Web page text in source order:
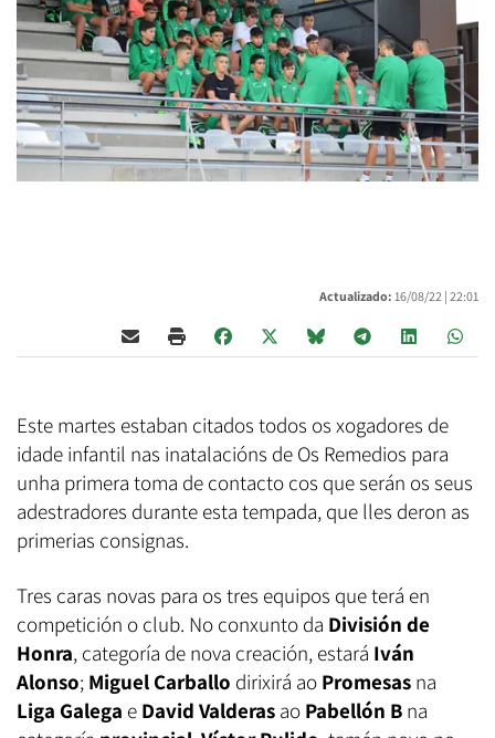
Actualizado: 16/08/22 | 22:01
Este martes estaban citados todos os xogadores de
idade infantil nas inatalacións de Os Remedios para
unha primera toma de contacto cos que serán os seus
adestradores durante esta tempada, que lles deron as
primerias consignas.
Tres caras novas para os tres equipos que terá en
competición o club. No conxunto da División de
Honra, categoría de nova creación, estará Iván
Alonso; Miguel Carballo dirixirá ao Promesas na
Liga Galega e David Valderas ao Pabellón B na